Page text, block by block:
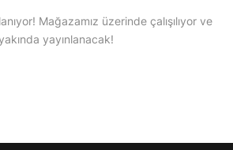
Mağazamız üzerinde çalışılıyor ve
yayınlanacak!